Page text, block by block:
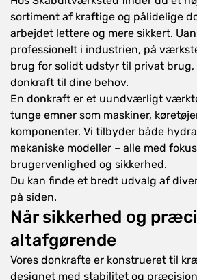
sortiment af kraftige og pålidelige
arbejdet lettere og mere sikkert.
professionelt i industrien, på
brug for solidt udstyr til privat
donkraft til dine behov.
En donkraft er et uundværligt
tunge emner som maskiner,
komponenter. Vi tilbyder både
mekaniske modeller – alle med
brugervenlighed og sikkerhed.
Du kan finde et bredt udvalg af
på siden.
Når sikkerhed og
altafgørende
Vores donkrafte er konstrueret til
designet med stabilitet og
Confirm your
Are you 18 years old
No, I'm not Yes, I